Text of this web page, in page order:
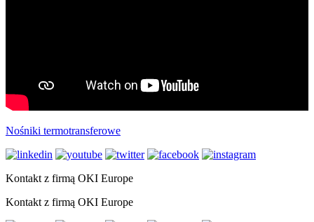
Nośniki termotransferowe
Kontakt z firmą OKI Europe
Kontakt z firmą OKI Europe